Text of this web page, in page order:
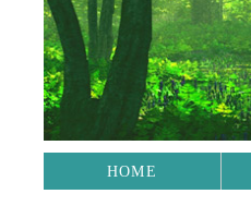
HOME